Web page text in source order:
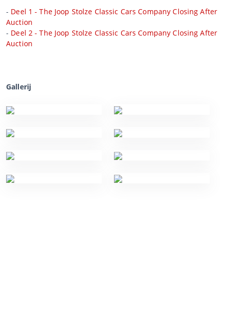
- Deel 1 - The Joop Stolze Classic Cars Company Closing After
Auction
- Deel 2 - The Joop Stolze Classic Cars Company Closing After
Auction
Gallerij